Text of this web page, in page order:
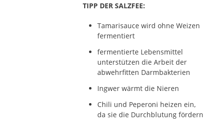
TIPP DER SALZFEE:
Tamarisauce wird ohne Weizen
fermentiert
fermentierte Lebensmittel
unterstützen die Arbeit der
abwehrfitten Darmbakterien
Ingwer wärmt die Nieren
Chili und Peperoni heizen ein,
da sie die Durchblutung fördern